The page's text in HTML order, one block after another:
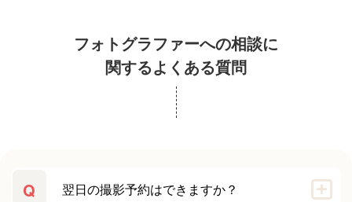
フォトグラファーへの相談に
関するよくある質問
Q 翌日の撮影予約はできますか？